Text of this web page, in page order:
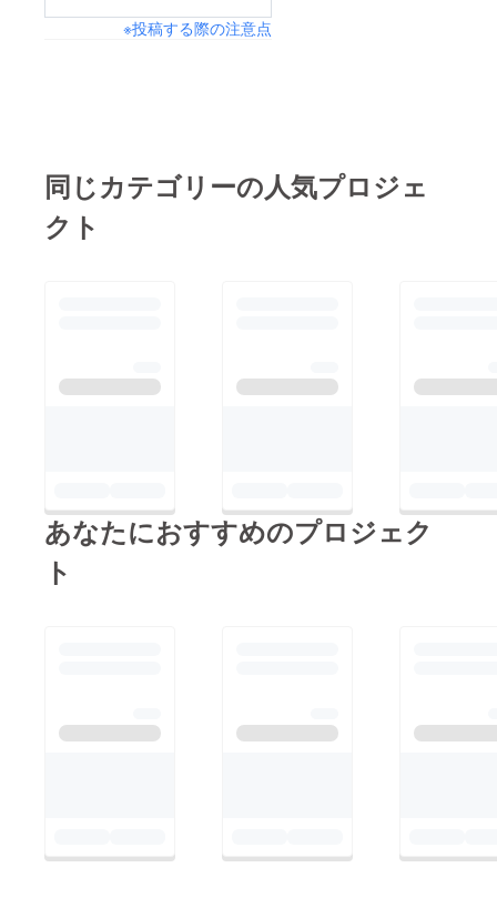
※投稿する際の注意点
同じカテゴリーの人気プロジェ
クト
あなたにおすすめのプロジェク
ト